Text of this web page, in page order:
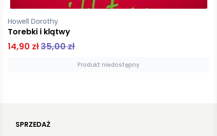
Howell Dorothy
Torebki i klątwy
14,90 zł35,00 zł
Produkt niedostępny
SPRZEDAŻ